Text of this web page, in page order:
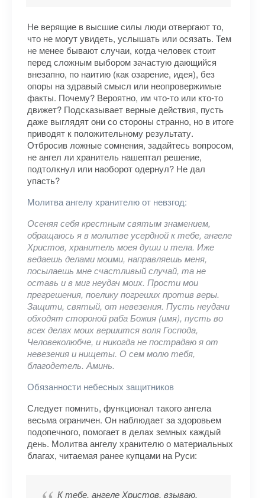
Не верящие в высшие силы люди отвергают то,
что не могут увидеть, услышать или осязать. Тем
не менее бывают случаи, когда человек стоит
перед сложным выбором зачастую дающийся
внезапно, по наитию (как озарение, идея), без
опоры на здравый смысл или неопровержимые
факты. Почему? Вероятно, им что-то или кто-то
движет? Подсказывает верные действия, пусть
даже выглядят они со стороны странно, но в итоге
приводят к положительному результату.
Отбросив ложные сомнения, задайтесь вопросом,
не ангел ли хранитель нашептал решение,
подтолкнул или наоборот одернул? Не дал
упасть?
Молитва ангелу хранителю от невзгод:
Осеняя себя крестным святым знамением,
обращаюсь я в молитве усердной к тебе, ангеле
Христов, хранитель моея души и тела. Иже
ведаешь делами моими, направляешь меня,
посылаешь мне счастливый случай, та не
оставь и в миг неудач моих. Прости мои
прегрешения, поелику погреших против веры.
Защити, святый, от невезения. Пусть неудачи
обходят стороной раба Божия (имя), пусть во
всех делах моих вершится воля Господа,
Человеколюбче, и никогда не пострадаю я от
невезения и нищеты. О сем молю тебя,
благодетель. Аминь.
Обязанности небесных защитников
Следует помнить, функционал такого ангела
весьма ограничен. Он наблюдает за здоровьем
подопечного, помогает в делах земных каждый
день. Молитва ангелу хранителю о материальных
благах, читаемая ранее купцами на Руси:
К тебе, ангеле Христов, взываю.